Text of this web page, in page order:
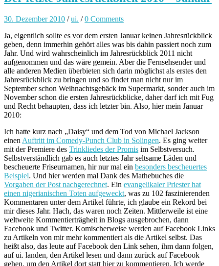
30. Dezember 2010 /ui. /0 Comments
Ja, eigentlich sollte es vor dem ersten Januar keinen Jahresrückblick
geben, denn immerhin gehört alles was bis dahin passiert noch zum
Jahr. Und wird wahrscheinlich im Jahresrückblick 2011 nicht
aufgenommen und das wäre gemein. Aber die Fernsehsender und
alle anderen Medien überbieten sich darin möglichst als erstes den
Jahresrückblick zu bringen und so findet man nicht nur im
September schon Weihnachtsgebäck im Supermarkt, sonder auch im
November schon die ersten Jahresrückblicke, daher darf ich mit Fug
und Recht behaupten, dass ich letzter bin. Also, hier mein Januar
2010:
Ich hatte kurz nach „Daisy“ und dem Tod von Michael Jackson
einen Auftritt im Comedy-Punch Club in Solingen. Es ging weiter
mit der Premiere des Trinkliedes der Promis im Selbstversuch.
Selbstverständlich gab es auch letztes Jahr seltsame Läden und
bescheuerte Friseurnamen, hir nur mal ein besonders bescheuertes
Beispiel. Und hier werden mal Dank des Mathebuches die
Vorgaben der Post nachgerechnet. Ein evangelikaler Priester hat
einen nigerianischen Toten aufgeweckt, was zu 102 faszinierenden
Kommentaren unter dem Artikel führte, ich glaube ein Rekord bei
mir dieses Jahr. Hach, das waren noch Zeiten. Mittlerweile ist eine
weltweite Kommentierträgheit in Blogs ausgebrochen, dann
Facebook und Twitter. Komischerweise werden auf Facebook Links
zu Artikeln von mir mehr kommentiert als die Artikel selbst. Das
heißt also, das leute auf Facebook den Link sehen, ihm dann folgen,
auf ui. landen, den Artikel lesen und dann zurück auf Facebook
gehen, um den Artikel dort statt hier zu kommentieren. Ich werde